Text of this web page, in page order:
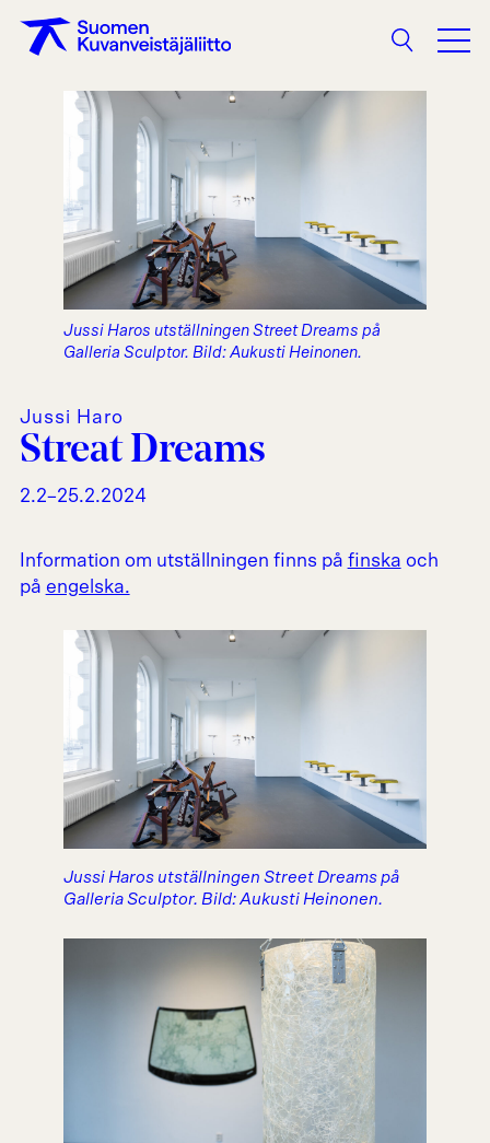
Sökning
Jussi Haros utställningen Street Dreams på
Galleria Sculptor. Bild: Aukusti Heinonen.
Jussi Haro
Streat Dreams
2.2–25.2.2024
Information om utställningen finns på finska och
på engelska.
Jussi Haros utställningen Street Dreams på
Galleria Sculptor. Bild: Aukusti Heinonen.